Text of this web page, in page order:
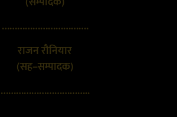
…………………………….
राजन रौनियार
(सह–सम्पादक)
……………………………..